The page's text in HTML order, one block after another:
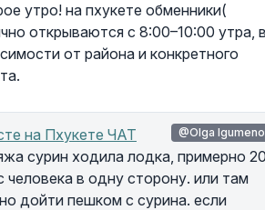
утро! на пхукете обменники(
открываются с 8:00–10:00 утра,
от района и конкретного
на Пхукете ЧАТ @Olga
сурин ходила лодка, примерно
человека в одну сторону. или там
дойти пешком с сурина. если